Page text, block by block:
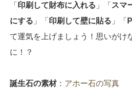
「 印刷して財布に入れる 」「 スマ
にする 」「 印刷して壁に貼る 」「
て運気を上げましょう！思いがけ
に！？
誕生石の素材： アホー石の写真